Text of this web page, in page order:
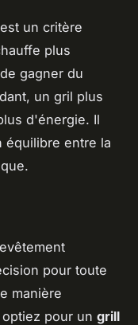
un critère
plus
gagner du
un gril plus
d'énergie. Il
équilibre entre la
pour toute
manière
pour un grill